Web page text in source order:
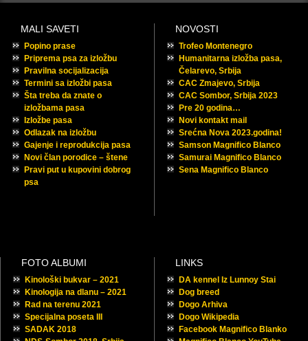
MALI SAVETI
Popino prase
Priprema psa za izložbu
Pravilna socijalizacija
Termini sa izložbi pasa
Šta treba da znate o
izložbama pasa
Izložbe pasa
Odlazak na izložbu
Gajenje i reprodukcija pasa
Novi član porodice – štene
Pravi put u kupovini dobrog
psa
NOVOSTI
Trofeo Montenegro
Humanitarna izložba pasa,
Čelarevo, Srbija
CAC Zmajevo, Srbija
CAC Sombor, Srbija 2023
Pre 20 godina…
Novi kontakt mail
Srećna Nova 2023.godina!
Samson Magnifico Blanco
Samurai Magnifico Blanco
Sena Magnifico Blanco
FOTO ALBUMI
Kinološki bukvar – 2021
Kinologija na dlanu – 2021
Rad na terenu 2021
Specijalna poseta III
SADAK 2018
LINKS
DA kennel Iz Lunnoy Stai
Dog breed
Dogo Arhiva
Dogo Wikipedia
Facebook Magnifico Blanko